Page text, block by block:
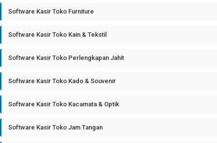
Software Kasir Toko Furniture
Software Kasir Toko Kain & Tekstil
Software Kasir Toko Perlengkapan Jahit
Software Kasir Toko Kado & Souvenir
Software Kasir Toko Kacamata & Optik
Software Kasir Toko Jam Tangan